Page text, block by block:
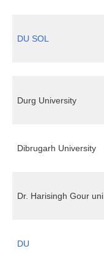
DU SOL
Durg University
Dibrugarh University
Dr. Harisingh Gour uni.
DU